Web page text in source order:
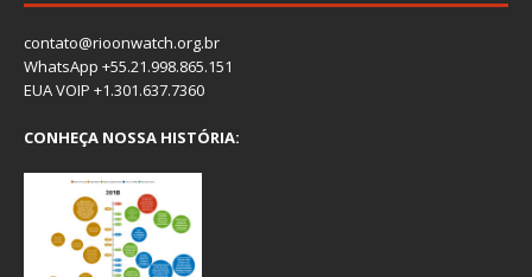
contato@rioonwatch.org.br
WhatsApp +55.21.998.865.151
EUA VOIP +1.301.637.7360
CONHEÇA NOSSA HISTÓRIA: